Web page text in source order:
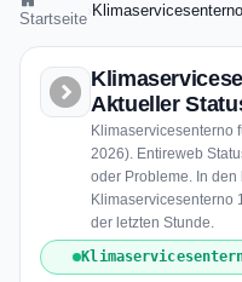
Startseite Klimaservicesenterno
Aktueller
Klimaservicesenterno
2026). Entireweb
oder Probleme. In
Klimaservicesenterno
der letzten Stunde.